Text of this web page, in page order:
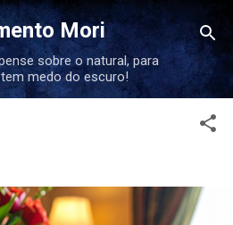
o conteúdo principal
Mori
sobre o natural, para
medo do escuro!